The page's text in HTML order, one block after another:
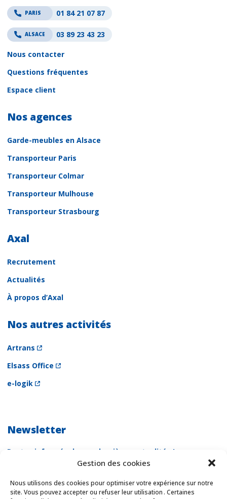
Gestion des cookies
Nous utilisons des cookies pour optimiser votre expérience sur notre
site. Vous pouvez accepter ou refuser leur utilisation . Certaines
PARIS 01 84 21 07 87
ALSACE 03 89 23 43 23
Nous contacter
Questions fréquentes
Espace client
Nos agences
Garde-meubles en Alsace
Transporteur Paris
Transporteur Colmar
Transporteur Mulhouse
Transporteur Strasbourg
Axal
Recrutement
Actualités
À propos d’Axal
Nos autres activités
Artrans
Elsass Office
e-logik
Newsletter
Restez informés de nos dernières actualités !
Newsletter
Email *